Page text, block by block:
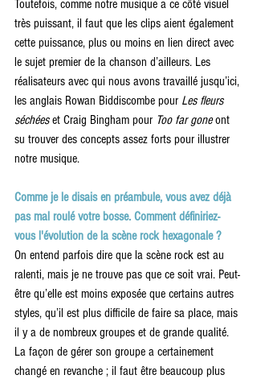
Toutefois, comme notre musique a ce côté visuel
très puissant, il faut que les clips aient également
cette puissance, plus ou moins en lien direct avec
le sujet premier de la chanson d’ailleurs. Les
réalisateurs avec qui nous avons travaillé jusqu’ici,
les anglais Rowan Biddiscombe pour Les fleurs
séchées et Craig Bingham pour Too far gone ont
su trouver des concepts assez forts pour illustrer
notre musique.
Comme je le disais en préambule, vous avez déjà
pas mal roulé votre bosse. Comment définiriez-
vous l'évolution de la scène rock hexagonale ?
On entend parfois dire que la scène rock est au
ralenti, mais je ne trouve pas que ce soit vrai. Peut-
être qu’elle est moins exposée que certains autres
styles, qu’il est plus difficile de faire sa place, mais
il y a de nombreux groupes et de grande qualité.
La façon de gérer son groupe a certainement
changé en revanche ; il faut être beaucoup plus